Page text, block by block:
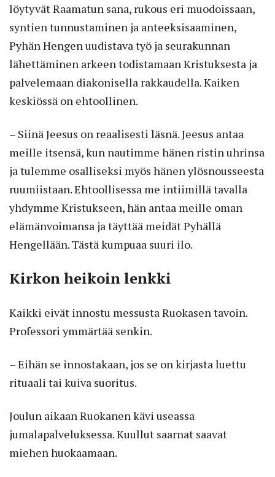
löytyvät Raamatun sana, rukous eri muodoissaan,
syntien tunnustaminen ja anteeksisaaminen,
Pyhän Hengen uudistava työ ja seurakunnan
lähettäminen arkeen todistamaan Kristuksesta ja
palvelemaan diakonisella rakkaudella. Kaiken
keskiössä on ehtoollinen.
– Siinä Jeesus on reaalisesti läsnä. Jeesus antaa
meille itsensä, kun nautimme hänen ristin uhrinsa
ja tulemme osalliseksi myös hänen ylösnousseesta
ruumiistaan. Ehtoollisessa me intiimillä tavalla
yhdymme Kristukseen, hän antaa meille oman
elämänvoimansa ja täyttää meidät Pyhällä
Hengellään. Tästä kumpuaa suuri ilo.
Kirkon heikoin lenkki
Kaikki eivät innostu messusta Ruokasen tavoin.
Professori ymmärtää senkin.
– Eihän se innostakaan, jos se on kirjasta luettu
rituaali tai kuiva suoritus.
Joulun aikaan Ruokanen kävi useassa
jumalapalveluksessa. Kuullut saarnat saavat
miehen huokaamaan.